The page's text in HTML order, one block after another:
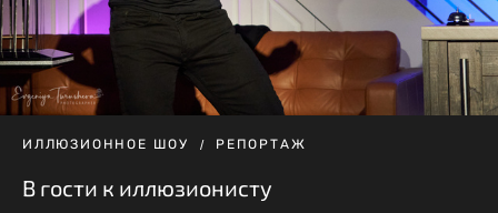
ИЛЛЮЗИОННОЕ ШОУ РЕПОРТАЖ
В гости к иллюзионисту